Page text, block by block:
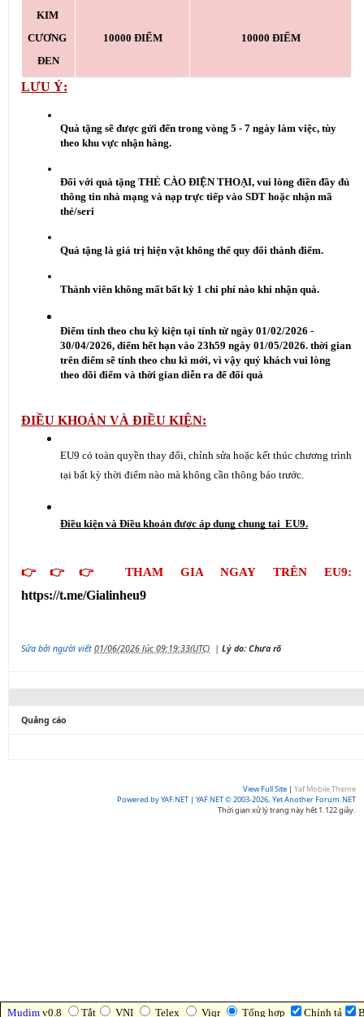
KIM
CƯƠNG
ĐEN
10000 ĐIỂM 10000 ĐIỂM
LƯU Ý:
Quà tặng sẽ được gửi đến trong vòng 5 - 7 ngày làm việc, tùy
theo khu vực nhận hàng.
Đối với quà tặng THẺ CÀO ĐIỆN THOẠI, vui lòng điền đầy đủ
thông tin nhà mạng và nạp trực tiếp vào SDT hoặc nhận mã
thẻ/seri
Quà tặng là giá trị hiện vật không thể quy đổi thành điểm.
Thành viên không mất bất kỳ 1 chi phí nào khi nhận quà.
Điểm tính theo chu kỳ kiện tại tính từ ngày 01/02/2026 -
30/04/2026, điểm hết hạn vào 23h59 ngày 01/05/2026. thời gian
trên điểm sẽ tính theo chu kì mới, vì vậy quý khách vui lòng
theo dõi điểm và thời gian diễn ra để đổi quà
ĐIỀU KHOẢN VÀ ĐIỀU KIỆN:
EU9 có toàn quyền thay đổi, chỉnh sửa hoặc kết thúc chương trình
tại bất kỳ thời điểm nào mà không cần thông báo trước.
Điều kiện và Điều khoản được áp dụng chung tại  EU9.
https://t.me/Gialinheu9
Sửa bởi người viết 01/06/2026 lúc 09:19:33(UTC) | Lý do: Chưa rõ
Quảng cáo
View Full Site | Yaf Mobile Theme
Powered by YAF.NET | YAF.NET © 2003-2026, Yet Another Forum.NET
Thời gian xử lý trang này hết 1.122 giây.
Mudim v0.8 Tắt VNI Telex Viqr Tổng hợp Chính tả